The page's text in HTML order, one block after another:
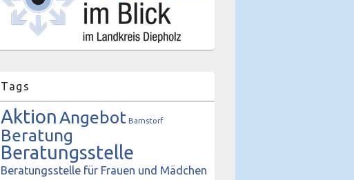
Tags
AktionAngebot Barnstorf
Beratung
Beratungsstelle
Beratungsstelle für Frauen und Mädchen